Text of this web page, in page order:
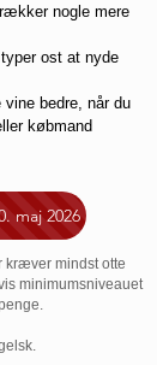
nogle mere
ost at nyde
bedre, når du
købmand
maj 2026
kræver mindst otte
minimumsniveauet